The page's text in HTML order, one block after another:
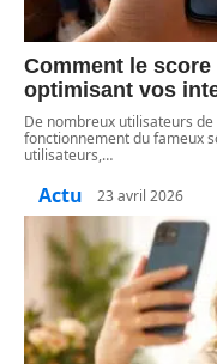
Comment le
optimisant vos
De nombreux utilisateurs
fonctionnement du fameux
utilisateurs,…
Actu 23 avril 2026